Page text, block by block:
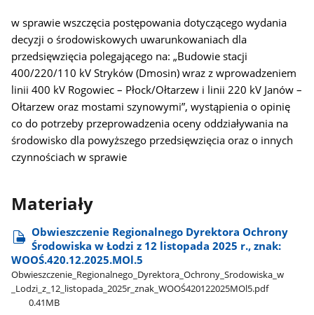
w sprawie wszczęcia postępowania dotyczącego wydania
decyzji o środowiskowych uwarunkowaniach dla
przedsięwzięcia polegającego na: „Budowie stacji
400/220/110 kV Stryków (Dmosin) wraz z wprowadzeniem
linii 400 kV Rogowiec – Płock/Ołtarzew i linii 220 kV Janów –
Ołtarzew oraz mostami szynowymi”, wystąpienia o opinię
co do potrzeby przeprowadzenia oceny oddziaływania na
środowisko dla powyższego przedsięwzięcia oraz o innych
czynnościach w sprawie
Materiały
Obwieszczenie Regionalnego Dyrektora Ochrony
Środowiska w Łodzi z 12 listopada 2025 r., znak:
WOOŚ.420.12.2025.MOl.5
Obwieszczenie​_Regionalnego​_Dyrektora​_Ochrony​_Srodowiska​_w​
_Lodzi​_z​_12​_listopada​_2025r​_znak​_WOOŚ420122025MOl5.pdf
0.41MB